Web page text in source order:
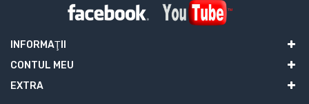
INFORMAŢII
CONTUL MEU
EXTRA